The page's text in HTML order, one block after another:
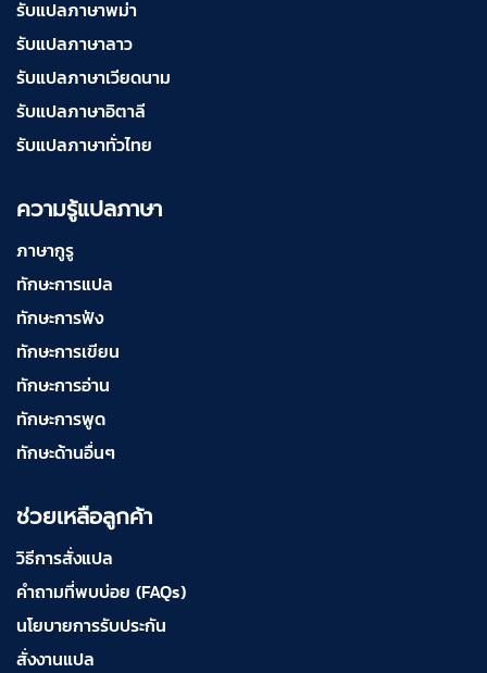
รับแปลภาษาพม่า
รับแปลภาษาลาว
รับแปลภาษาเวียดนาม
รับแปลภาษาอิตาลี
รับแปลภาษาทั่วไทย
ความรู้แปลภาษา
ภาษากูรู
ทักษะการแปล
ทักษะการฟัง
ทักษะการเขียน
ทักษะการอ่าน
ทักษะการพูด
ทักษะด้านอื่นๆ
ช่วยเหลือลูกค้า
วิธีการสั่งแปล
คำถามที่พบบ่อย (FAQs)
นโยบายการรับประกัน
สั่งงานแปล